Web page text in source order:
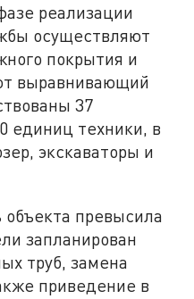
реализации
осуществляют
покрытия и
выравнивающий
37
единиц техники, в
экскаваторы и
объекта превысила
запланирован
труб, замена
приведение в